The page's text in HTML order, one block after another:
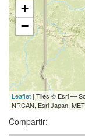
+
−
Leaflet | Tiles © Esri —
NRCAN, Esri Japan,
Compartir: